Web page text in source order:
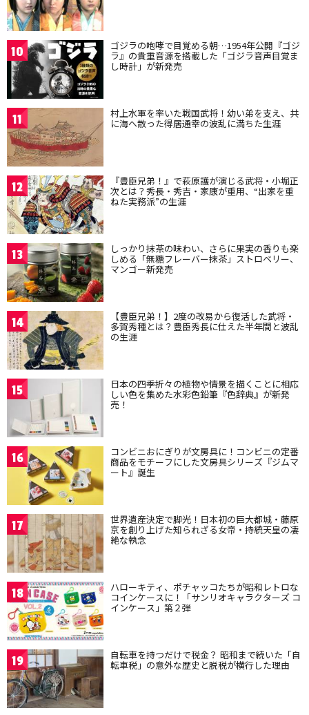
10 ゴジラの咆哮で目覚める朝…1954年公開『ゴジ
ラ』の貴重音源を搭載した「ゴジラ音声目覚ま
し時計」が新発売
11 村上水軍を率いた戦国武将！幼い弟を支え、共
に海へ散った得居通幸の波乱に満ちた生涯
12 『豊臣兄弟！』で萩原護が演じる武将・小堀正
次とは？秀長・秀吉・家康が重用、“出家を重
ねた実務派”の生涯
13 しっかり抹茶の味わい、さらに果実の香りも楽
しめる「無糖フレーバー抹茶」ストロベリー、
マンゴー新発売
14 【豊臣兄弟！】2度の改易から復活した武将・
多賀秀種とは？豊臣秀長に仕えた半年間と波乱
の生涯
15 日本の四季折々の植物や情景を描くことに相応
しい色を集めた水彩色鉛筆『色辞典』が新発
売！
16 コンビニおにぎりが文房具に！コンビニの定番
商品をモチーフにした文房具シリーズ『ジムマ
ート』誕生
17 世界遺産決定で脚光！日本初の巨大都城・藤原
京を創り上げた知られざる女帝・持統天皇の凄
絶な執念
18 ハローキティ、ポチャッコたちが昭和レトロな
コインケースに！「サンリオキャラクターズ コ
インケース」第２弾
19 自転車を持つだけで税金？ 昭和まで続いた「自
転車税」の意外な歴史と脱税が横行した理由